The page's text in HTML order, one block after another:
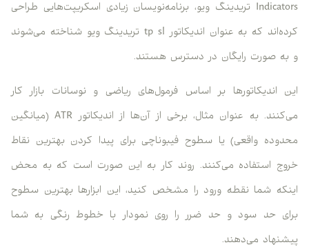
Indicators تریدینگ ویو، برنامه‌نویسان زیادی اسکریپت‌هایی طراحی
کرده‌اند که به عنوان اندیکاتور tp sl تریدینگ ویو شناخته می‌شوند
و به صورت رایگان در دسترس هستند.
این اندیکاتورها بر اساس فرمول‌های ریاضی و نوسانات بازار کار
می‌کنند. به عنوان مثال، برخی از آن‌ها از اندیکاتور ATR (میانگین
محدوده واقعی) یا سطوح فیبوناچی برای پیدا کردن بهترین نقاط
خروج استفاده می‌کنند. روند کار به این صورت است که به محض
اینکه شما نقطه ورود را مشخص کنید، این ابزارها بهترین سطوح
برای حد سود و حد ضرر را روی نمودار با خطوط رنگی به شما
پیشنهاد می‌دهند.